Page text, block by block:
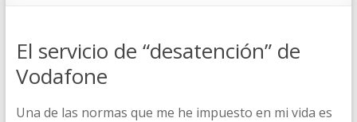
El servicio de “desatención” de
Vodafone
Una de las normas que me he impuesto en mi vida es